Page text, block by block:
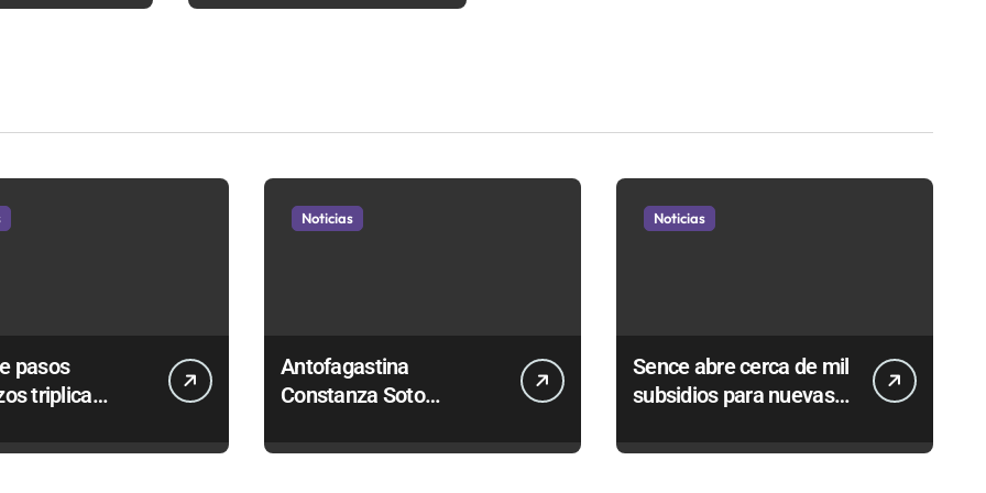
pasos
triplica
carnes por
Noticias
Antofagastina
Constanza Soto
Portugal y Brasil por el
Noticias
Sence abre cerca de mil
subsidios para nuevas
Región Antofagasta